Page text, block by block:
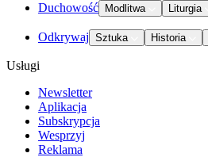
Duchowość Modlitwa Liturgia
Odkrywaj Sztuka Historia
Usługi
Newsletter
Aplikacja
Subskrypcja
Wesprzyj
Reklama